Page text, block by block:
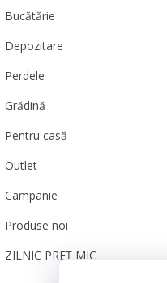
Bucătărie
Depozitare
Perdele
Grădină
Pentru casă
Outlet
Campanie
Produse noi
ZILNIC PREȚ MIC